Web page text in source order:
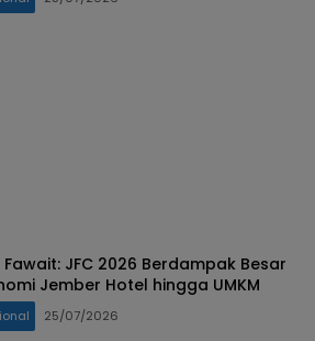
Fawait: JFC 2026 Berdampak Besar
Jember Hotel hingga UMKM
25/07/2026